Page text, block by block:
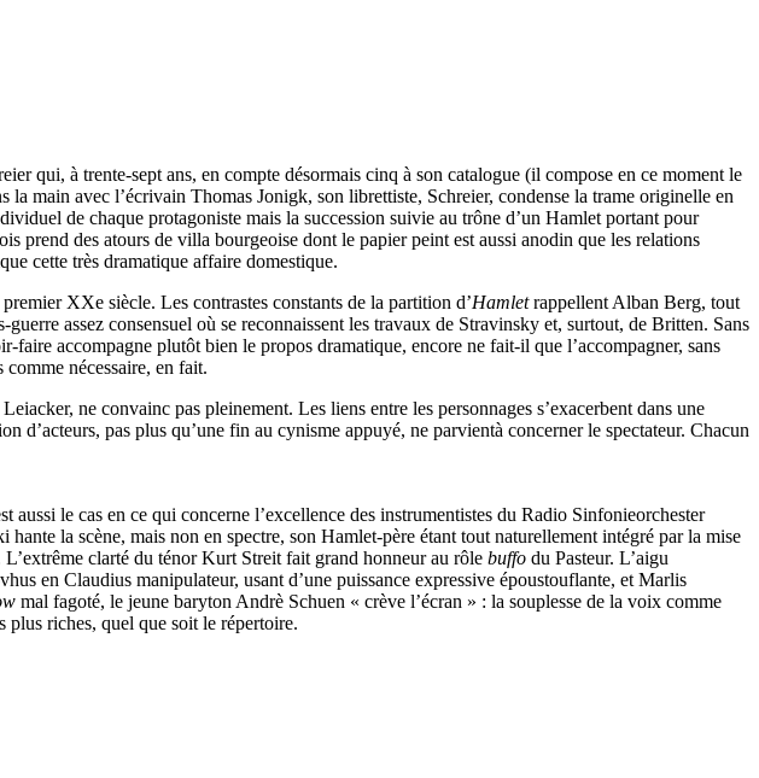
qui, à trente-sept ans, en compte désormais cinq à son catalogue (il compose en ce moment le
main avec l’écrivain Thomas Jonigk, son librettiste, Schreier, condense la trame originelle en
de chaque protagoniste mais la succession suivie au trône d’un Hamlet portant pour
prend des atours de villa bourgeoise dont le papier peint est aussi anodin que les relations
cette très dramatique affaire domestique.
XXe siècle. Les contrastes constants de la partition d’Hamletrappellent Alban Berg, tout
assez consensuel où se reconnaissent les travaux de Stravinsky et, surtout, de Britten. Sans
accompagne plutôt bien le propos dramatique, encore ne fait-il que l’accompagner, sans
comme nécessaire, en fait.
ne convainc pas pleinement. Les liens entre les personnages s’exacerbent dans une
d’acteurs, pas plus qu’une fin au cynisme appuyé, ne parvientà concerner le spectateur. Chacun
aussi le cas en ce qui concerne l’excellence des instrumentistes du Radio Sinfonieorchester
la scène, mais non en spectre, son Hamlet-père étant tout naturellement intégré par la mise
clarté du ténor Kurt Streit fait grand honneur au rôle buffo du Pasteur. L’aigu
en Claudius manipulateur, usant d’une puissance expressive époustouflante, et Marlis
mal fagoté, le jeune baryton Andrè Schuen « crève l’écran » : la souplesse de la voix comme
plus riches, quel que soit le répertoire.